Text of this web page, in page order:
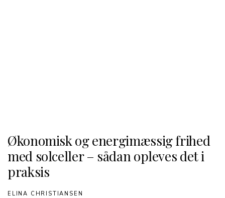
Økonomisk og energimæssig frihed
med solceller – sådan opleves det i
praksis
ELINA CHRISTIANSEN